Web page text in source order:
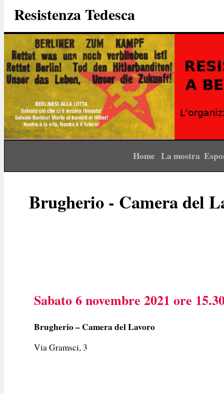
Resistenza Tedesca
Home La mostra
Brugherio - Camera del
Sabato 6 novembre 2021 ore
Brugherio – Camera del Lavoro
Via Gramsci, 3